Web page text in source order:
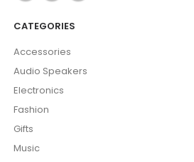
CATEGORIES
Accessories
Audio Speakers
Electronics
Fashion
Gifts
Music